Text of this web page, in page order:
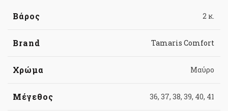
Βάρος 2 κ.
Brand Tamaris Comfort
Χρώμα Μαύρο
Μέγεθος 36, 37, 38, 39, 40, 41